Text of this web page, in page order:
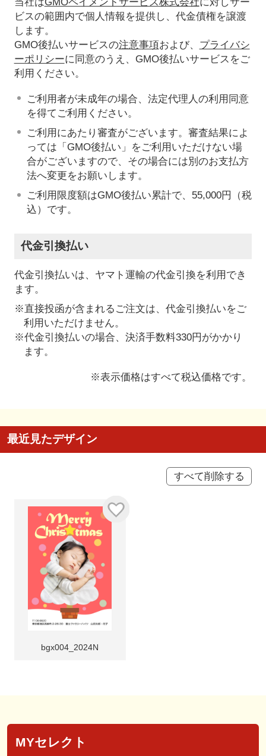
ビスの範囲内で個人情報を提供し、代金債権を譲渡
します。
GMO後払いサービスの注意事項および、 プライバシ
ーポリシーに同意のうえ、GMO後払いサービスをご
利用ください。
ご利用者が未成年の場合、法定代理人の利用同意
を得てご利用ください。
ご利用にあたり審査がございます。審査結果によ
っては「GMO後払い」をご利用いただけない場
合がございますので、その場合には別のお支払方
法へ変更をお願いします。
ご利用限度額はGMO後払い累計で、55,000円（税
込）です。
代金引換払い
代金引換払いは、ヤマト運輸の代金引換を利用でき
ます。
※直接投函が含まれるご注文は、代金引換払いをご
利用いただけません。
※代金引換払いの場合、決済手数料330円がかかり
ます。
※表示価格はすべて税込価格です。
最近見たデザイン
すべて削除する
bgx004_2024N
MYセレクト